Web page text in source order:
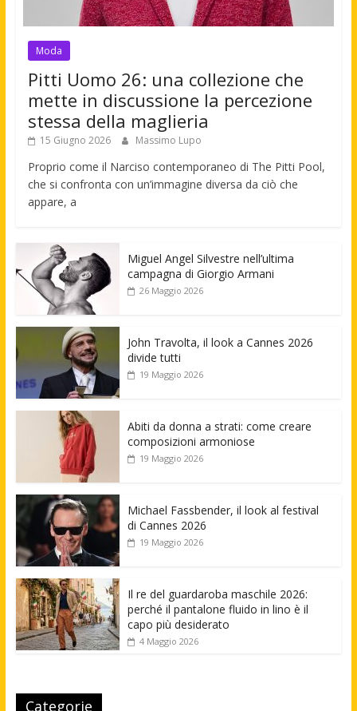
Moda
Pitti Uomo 26: una collezione che
mette in discussione la percezione
stessa della maglieria
15 Giugno 2026 Massimo Lupo
Proprio come il Narciso contemporaneo di The Pitti Pool,
che si confronta con un’immagine diversa da ciò che
appare, a
Miguel Angel Silvestre nell’ultima
campagna di Giorgio Armani
26 Maggio 2026
John Travolta, il look a Cannes 2026
divide tutti
19 Maggio 2026
Abiti da donna a strati: come creare
composizioni armoniose
19 Maggio 2026
Michael Fassbender, il look al festival
di Cannes 2026
19 Maggio 2026
Il re del guardaroba maschile 2026:
perché il pantalone fluido in lino è il
capo più desiderato
4 Maggio 2026
Categorie